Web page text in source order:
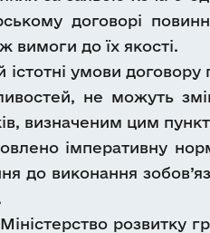
договорі
вимоги до їх якості.
умови договору
не можуть
визначеним цим
імперативну
до виконання
розвитку